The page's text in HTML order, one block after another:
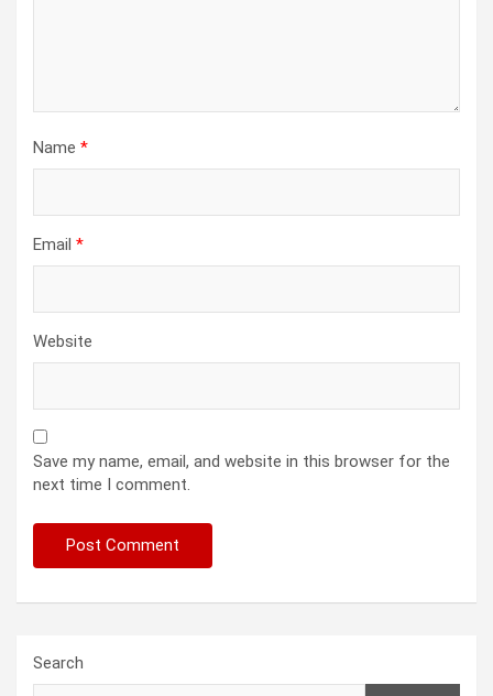
Name *
Email *
Website
Save my name, email, and website in this browser for the
next time I comment.
Search